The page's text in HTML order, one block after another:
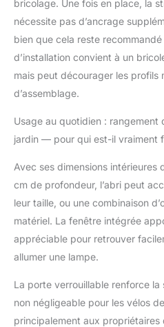
bricolage. Une fois en place, la
nécessite pas d’ancrage
bien que cela reste
d’installation convient à un
mais peut décourager les profils
d’assemblage.
Usage au quotidien : rangement
jardin — pour qui est-il vraiment
Avec ses dimensions intérieures
cm de profondeur, l’abri peut
leur taille, ou une combinaison
matériel. La fenêtre intégrée
appréciable pour retrouver
allumer une lampe.
La porte verrouillable renforce
non négligeable pour les vélos
principalement aux propriétaires